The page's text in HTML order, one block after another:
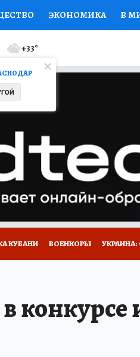
ЭКОНОМИКА В
НАЦИОНАЛЬНЫЕ
Я ЗНАЮ СЕМЬЯ
КОНКУРСЫ
+33°
КУБАНИ ВОЕНКОРЫ